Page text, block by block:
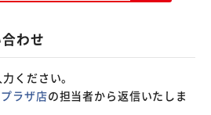
わせ
ください。
ラザ店の担当者から返信いたしま